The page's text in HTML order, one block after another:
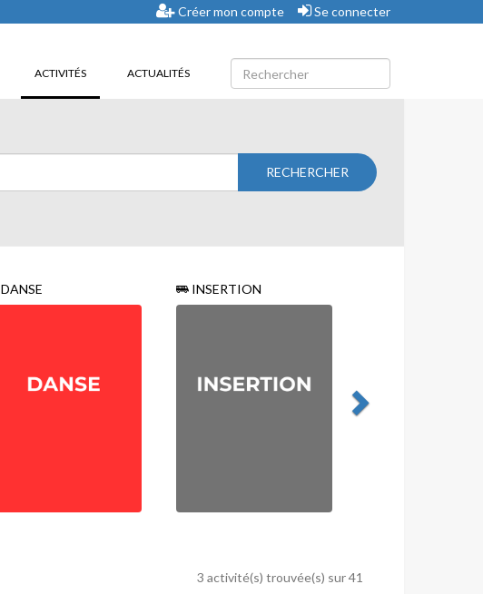
Créer mon compte Se connecter
ACTIVITÉS(CURRENT)ACTUALITÉS
DANSE INSERTION
3 activité(s) trouvée(s) sur 41